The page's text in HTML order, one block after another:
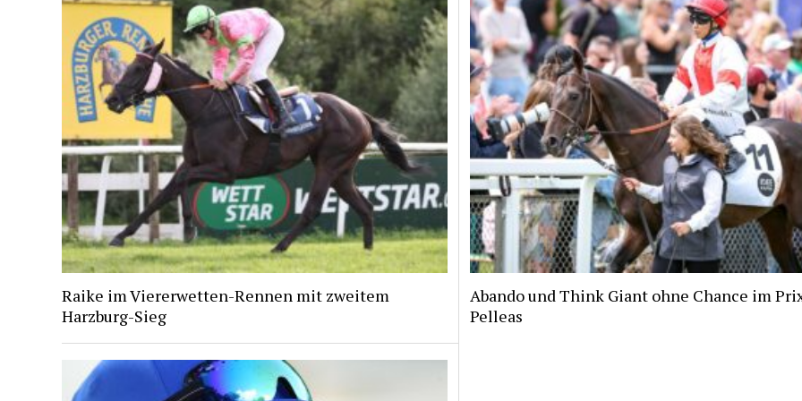
Raike im Viererwetten-Rennen mit zweitem
Harzburg-Sieg
Abando und Think Giant ohne Chance im
Pelleas